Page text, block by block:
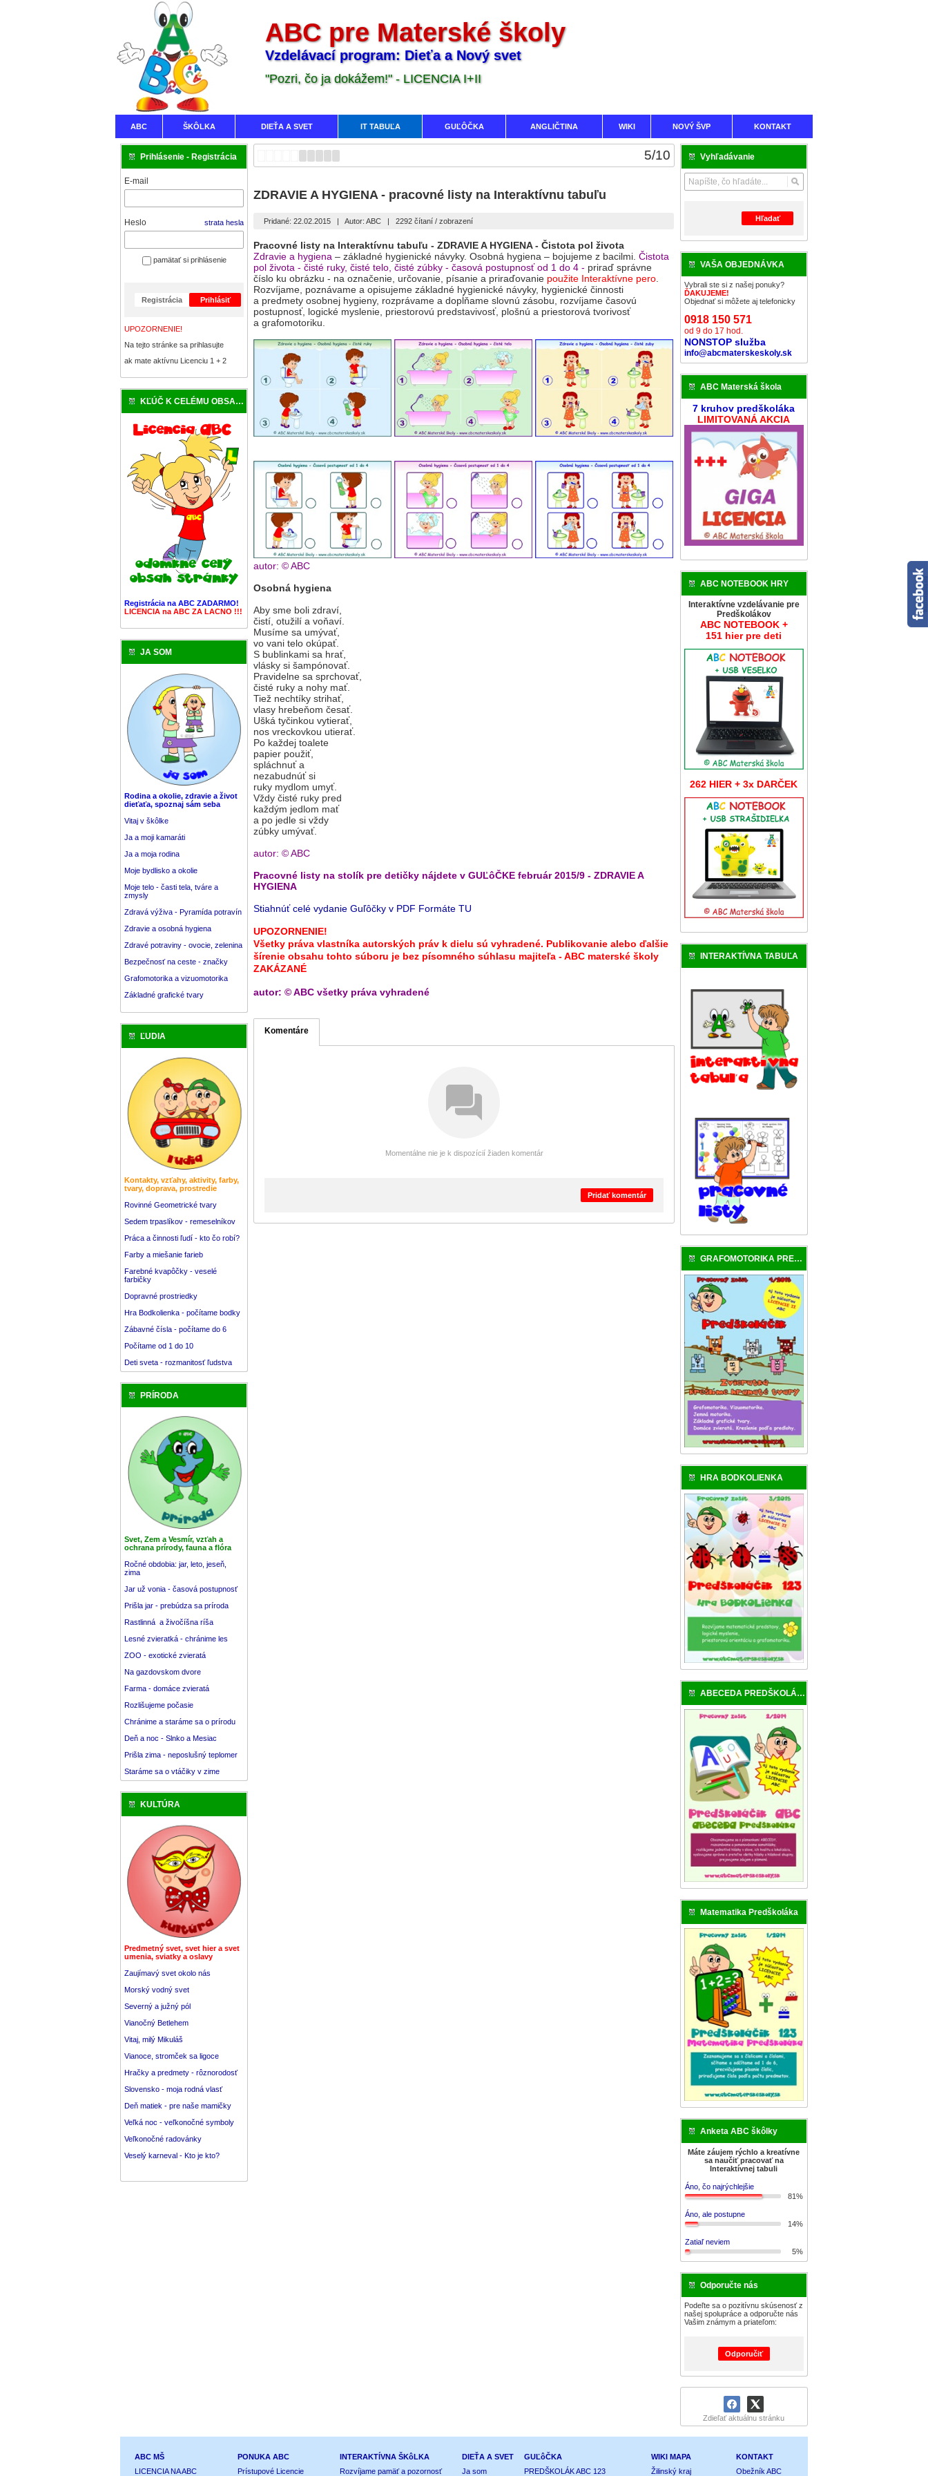
ABC pre Materské školy
Vzdelávací program: Dieťa a Nový svet
"Pozri, čo ja dokážem!" - LICENCIA I+II
ABC ŠKÔLKA DIEŤA A SVET IT TABUĽA GUĽÔČKA ANGLIČTINA WIKI NOVÝ ŠVP KONTAKT
Prihlásenie - Registrácia
E-mail
Heslo strata hesla
pamätať si prihlásenie
Registrácia Prihlásiť
UPOZORNENIE!
Na tejto stránke sa prihlasujte
ak mate aktívnu Licenciu 1 + 2
KĽÚČ K CELÉMU OBSAHU
Registrácia na ABC ZADARMO!
LICENCIA na ABC ZA LACNO !!!
JA SOM
Rodina a okolie, zdravie a život
dieťaťa, spoznaj sám seba
Vitaj v škôlke
Ja a moji kamaráti
Ja a moja rodina
Moje bydlisko a okolie
Moje telo - časti tela, tváre a
zmysly
Zdravá výživa - Pyramída potravín
Zdravie a osobná hygiena
Zdravé potraviny - ovocie, zelenina
Bezpečnosť na ceste - značky
Grafomotorika a vizuomotorika
Základné grafické tvary
ĽUDIA
Kontakty, vzťahy, aktivity, farby,
tvary, doprava, prostredie
Rovinné Geometrické tvary
Sedem trpaslíkov - remeselníkov
Práca a činnosti ľudí - kto čo robí?
Farby a miešanie farieb
Farebné kvapôčky - veselé
farbičky
Dopravné prostriedky
Hra Bodkolienka - počítame bodky
Zábavné čísla - počítame do 6
Počítame od 1 do 10
Deti sveta - rozmanitosť ľudstva
PRÍRODA
Svet, Zem a Vesmír, vzťah a
ochrana prírody, fauna a flóra
Ročné obdobia: jar, leto, jeseň,
zima
Jar už vonia - časová postupnosť
Prišla jar - prebúdza sa príroda
Rastlinná a živočíšna ríša
Lesné zvieratká - chránime les
ZOO - exotické zvieratá
Na gazdovskom dvore
Farma - domáce zvieratá
Rozlišujeme počasie
Chránime a staráme sa o prírodu
Deň a noc - Slnko a Mesiac
Prišla zima - neposlušný teplomer
Staráme sa o vtáčiky v zime
KULTÚRA
Predmetný svet, svet hier a svet
umenia, sviatky a oslavy
Zaujímavý svet okolo nás
Morský vodný svet
Severný a južný pól
Vianočný Betlehem
Vitaj, milý Mikuláš
Vianoce, stromček sa ligoce
Hračky a predmety - rôznorodosť
Slovensko - moja rodná vlasť
Deň matiek - pre naše mamičky
Veľká noc - veľkonočné symboly
Veľkonočné radovánky
Veselý karneval - Kto je kto?
Vyhľadávanie
Hľadať
VAŠA OBJEDNÁVKA
Vybrali ste si z našej ponuky?
ĎAKUJEME!
Objednať si môžete aj telefonicky
0918 150 571
od 9 do 17 hod.
NONSTOP služba
info@abcmaterskeskoly.sk
ABC Materská škola
7 kruhov predškoláka
LIMITOVANÁ AKCIA
ABC NOTEBOOK HRY
Interaktívne vzdelávanie pre
Predškolákov
ABC NOTEBOOK +
151 hier pre deti
262 HIER + 3x DARČEK
INTERAKTÍVNA TABUĽA
GRAFOMOTORIKA PREDŠKOLÁKA
HRA BODKOLIENKA
ABECEDA PREDŠKOLÁKA
Matematika Predškoláka
Anketa ABC škôlky
Máte záujem rýchlo a kreatívne
sa naučiť pracovať na
Interaktívnej tabuli
Áno, čo najrýchlejšie
81%
Áno, ale postupne
14%
Zatiaľ neviem
5%
Odporučte nás
Podeľte sa o pozitívnu skúsenosť z
našej spolupráce a odporučte nás
Vašim známym a priateľom:
Odporučiť
Zdieľať aktuálnu stránku
5/10
ZDRAVIE A HYGIENA - pracovné listy na Interaktívnu tabuľu
Pridané: 22.02.2015 |Autor: ABC |2292 čítaní / zobrazení
Pracovné listy na Interaktívnu tabuľu -ZDRAVIE A HYGIENA -Čistota pol života
Zdravie a hygiena – základné hygienické návyky. Osobná hygiena – bojujeme z bacilmi.Čistota
pol života - čisté ruky, čisté telo, čisté zúbky - časová postupnosť od 1 do 4 - priraď správne
číslo ku obrázku - na označenie, určovanie, písanie a priraďovanie použite Interaktívne pero
Rozvíjame, poznávame a opisujeme základné hygienické návyky, hygienické činnosti
a predmety osobnej hygieny, rozprávame a dopĺňame slovnú zásobu, rozvíjame časovú
postupnosť, logické myslenie, priestorovú predstavivosť, plošnú a priestorová tvorivosť
a grafomotoriku.
autor: © ABC
Osobná hygiena
Aby sme boli zdraví,
čistí, otužilí a voňaví.
Musíme sa umývať,
vo vani telo okúpať.
S bublinkami sa hrať,
vlásky si šampónovať.
Pravidelne sa sprchovať,
čisté ruky a nohy mať.
Tiež nechtíky strihať,
vlasy hrebeňom česať.
Ušká tyčinkou vytierať,
nos vreckovkou utierať.
Po každej toalete
papier použiť,
spláchnuť a
nezabudnúť si
ruky mydlom umyť.
Vždy čisté ruky pred
každým jedlom mať
a po jedle si vždy
zúbky umývať.
autor: © ABC
Pracovné listy na stolík pre detičky nájdete v GUĽôČKE február 2015/9 - ZDRAVIE A
HYGIENA
Stiahnúť celé vydanie Guľôčky v PDF Formáte TU
UPOZORNENIE!
Všetky práva vlastníka autorských práv k dielu sú vyhradené. Publikovanie alebo ďalšie
šírenie obsahu tohto súboru je bez písomného súhlasu majiteľa - ABC materské školy
ZAKÁZANÉ
autor: © ABC všetky práva vyhradené
Komentáre
Momentálne nie je k dispozícií žiaden komentár
Pridať komentár
ABC MŠ
LICENCIA NA ABC
PONUKA ABC
Prístupové Licencie
INTERAKTÍVNA ŠKôLKA
Rozvíjame pamäť a pozornosť
DIEŤA A SVET
Ja som
GUĽôČKA
PREDŠKOLÁK ABC 123
WIKI MAPA
Žilinský kraj
KONTAKT
Obežník ABC